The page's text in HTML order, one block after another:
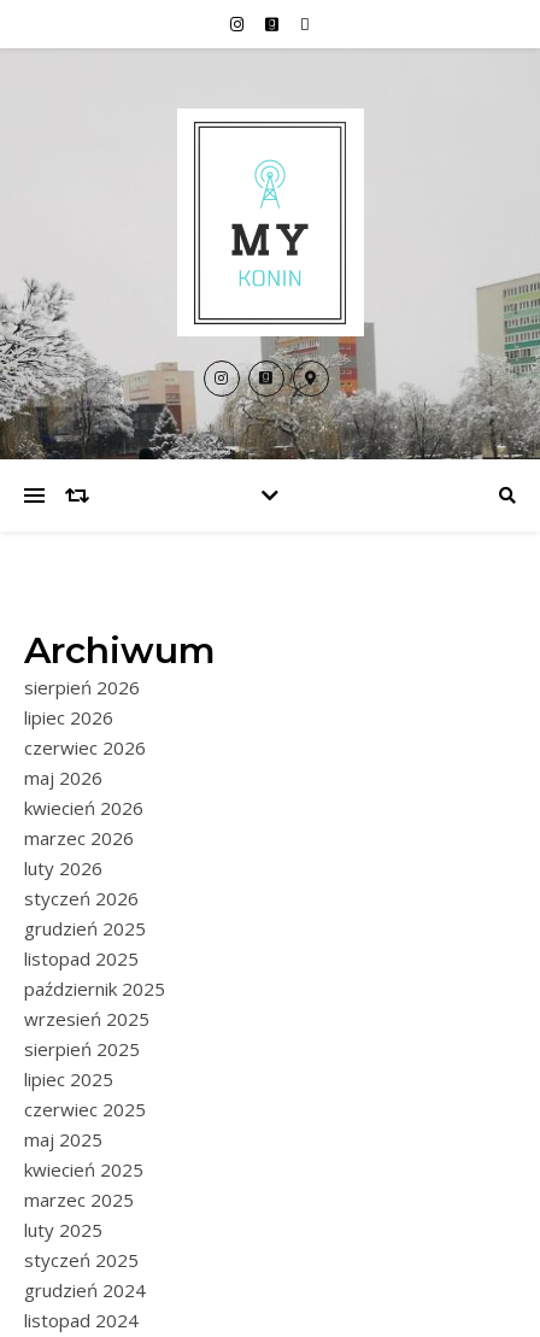
Archiwum
sierpień 2026
lipiec 2026
czerwiec 2026
maj 2026
kwiecień 2026
marzec 2026
luty 2026
styczeń 2026
grudzień 2025
listopad 2025
październik 2025
wrzesień 2025
sierpień 2025
lipiec 2025
czerwiec 2025
maj 2025
kwiecień 2025
marzec 2025
luty 2025
styczeń 2025
grudzień 2024
listopad 2024